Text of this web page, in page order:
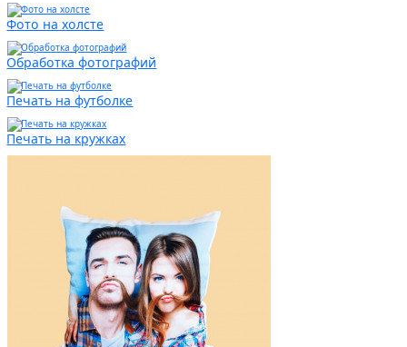
Фото на холсте
Обработка фотографий
Печать на футболке
Печать на кружках